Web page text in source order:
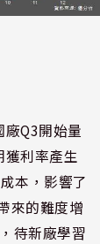
Q3開始量
獲利率產生
本，影響了
來的難度增
待新廠學習